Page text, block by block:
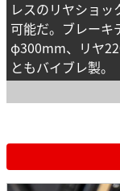
レスのリヤショ
可能だ。ブレーキ
φ300mm、リヤ
ともバイブレ製。